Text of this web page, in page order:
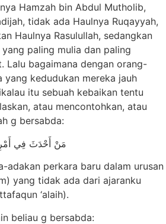
Hamzah bin Abdul Mutholib,
tidak ada Haulnya Ruqayyah,
Haulnya Rasulullah, sedangkan
paling mulia dan paling
Lalu bagaimana dengan orang-
yang kedudukan mereka jauh
itu sebuah kebaikan tentu
atau mencontohkan, atau
g bersabda:
مَنْ أَحْدَثَ فِي
adakan perkara baru dalam urusan
yang tidak ada dari ajaranku
‘alaih).
beliau g bersabda: